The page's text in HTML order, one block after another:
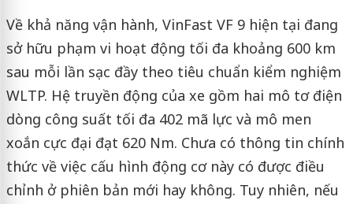
Về khả năng vận hành, VinFast VF 9 hiện tại đang
sở hữu phạm vi hoạt động tối đa khoảng 600 km
sau mỗi lần sạc đầy theo tiêu chuẩn kiểm nghiệm
WLTP. Hệ truyền động của xe gồm hai mô tơ điện
dòng công suất tối đa 402 mã lực và mô men
xoắn cực đại đạt 620 Nm. Chưa có thông tin chính
thức về việc cấu hình động cơ này có được điều
chỉnh ở phiên bản mới hay không. Tuy nhiên, nếu